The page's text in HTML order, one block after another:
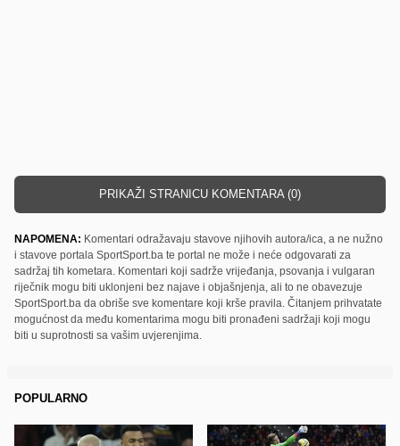
PRIKAŽI STRANICU KOMENTARA (0)
NAPOMENA: Komentari odražavaju stavove njihovih autora/ica, a ne nužno
i stavove portala SportSport.ba te portal ne može i neće odgovarati za
sadržaj tih kometara. Komentari koji sadrže vrijeđanja, psovanja i vulgaran
riječnik mogu biti uklonjeni bez najave i objašnjenja, ali to ne obavezuje
SportSport.ba da obriše sve komentare koji krše pravila. Čitanjem prihvatate
mogućnost da među komentarima mogu biti pronađeni sadržaji koji mogu
biti u suprotnosti sa vašim uvjerenjima.
POPULARNO